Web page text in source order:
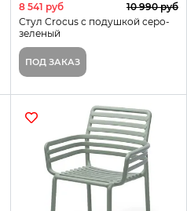
8 541 руб
10 990 руб
Стул Crocus с подушкой серо-
зеленый
ПОД ЗАКАЗ